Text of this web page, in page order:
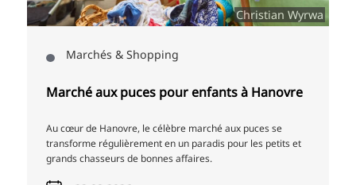
Christian Wyrwa
& Shopping
puces pour enfants à Hanovre
le célèbre marché aux puces se
régulièrement en un paradis pour les petits et
de bonnes affaires.
Visite guidée
Découvrez la
Faustgelände lors